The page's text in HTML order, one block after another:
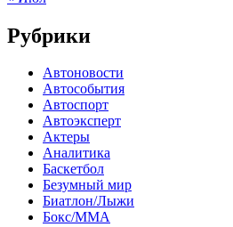
Рубрики
Автоновости
Автособытия
Автоспорт
Автоэксперт
Актеры
Аналитика
Баскетбол
Безумный мир
Биатлон/Лыжи
Бокс/MMA